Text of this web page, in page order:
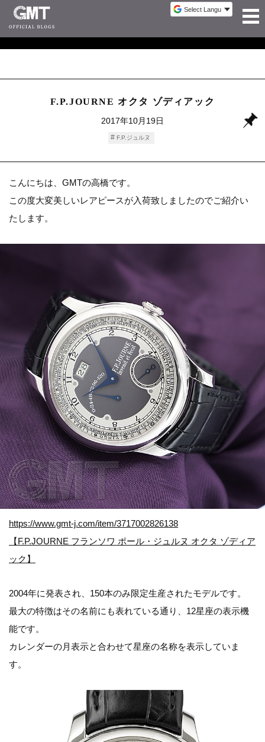
F.P.JOURNE オクタ ゾディアック
2017年10月19日
F.P.ジュルヌ
こんにちは、GMTの高橋です。
この度大変美しいレアピースが入荷致しましたのでご紹介い
たします。
https://www.gmt-j.com/item/3717002826138
【F.P.JOURNE フランソワ ポール・ジュルヌ オクタ ゾディア
ック】
2004年に発表され、150本のみ限定生産されたモデルです。
最大の特徴はその名前にも表れている通り、12星座の表示機
能です。
カレンダーの月表示と合わせて星座の名称を表示していま
す。